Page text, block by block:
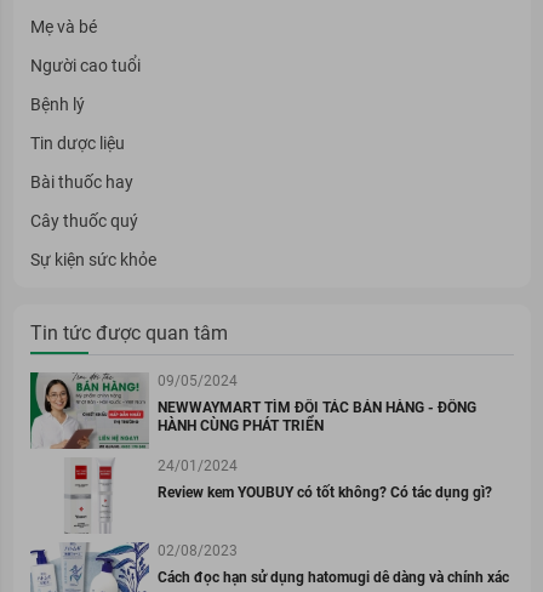
Mẹ và bé
Người cao tuổi
Bệnh lý
Tin dược liệu
Bài thuốc hay
Cây thuốc quý
Sự kiện sức khỏe
Tin tức được quan tâm
09/05/2024
NEWWAYMART TÌM ĐỐI TÁC BÁN HÀNG - ĐỒNG
HÀNH CÙNG PHÁT TRIỂN
24/01/2024
Review kem YOUBUY có tốt không? Có tác dụng gì?
02/08/2023
Cách đọc hạn sử dụng hatomugi dễ dàng và chính xác